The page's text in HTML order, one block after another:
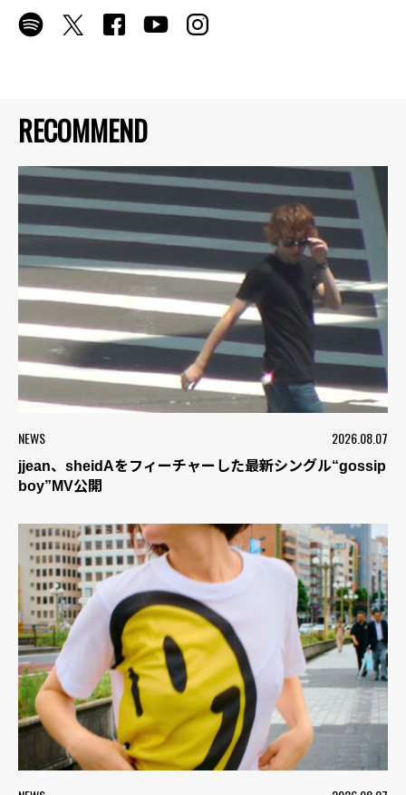
RECOMMEND
NEWS 2026.08.07
jjean、sheidAをフィーチャーした最新シングル“gossip
boy”MV公開